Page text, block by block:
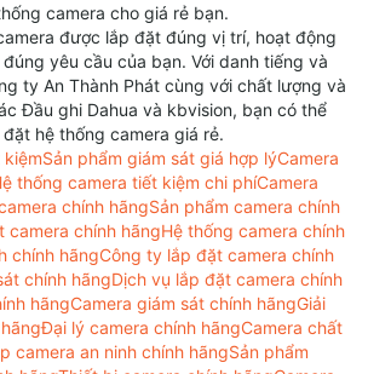
camera cho giá rẻ bạn.
được lắp đặt đúng vị trí, hoạt động
yêu cầu của bạn. Với danh tiếng và
ty An Thành Phát cùng với chất lượng và
Đầu ghi Dahua và kbvision, bạn có thể
hệ thống camera giá rẻ.
Sản phẩm giám sát giá hợp lýCamera
thống camera tiết kiệm chi phíCamera
chính hãngSản phẩm camera chính
camera chính hãngHệ thống camera chính
chính hãngCông ty lắp đặt camera chính
chính hãngDịch vụ lắp đặt camera chính
hãngCamera giám sát chính hãngGiải
Đại lý camera chính hãngCamera chất
camera an ninh chính hãngSản phẩm